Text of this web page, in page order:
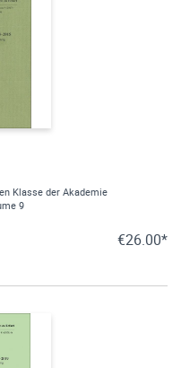
Klasse der Akademie
9
€26.00*